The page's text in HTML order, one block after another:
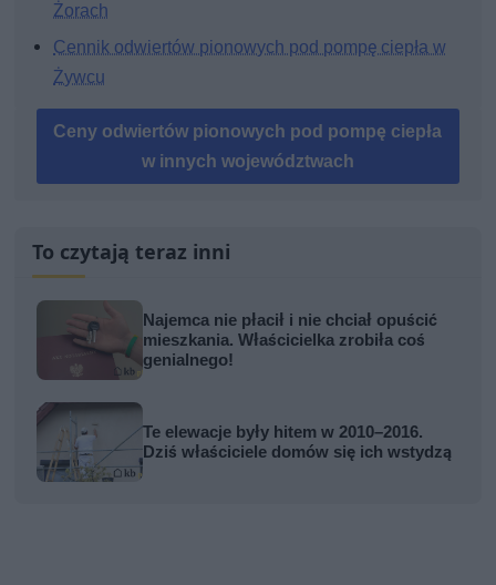
Żorach
Cennik odwiertów pionowych pod pompę ciepła w
Żywcu
Ceny odwiertów pionowych pod pompę ciepła
w innych województwach
To czytają teraz inni
Najemca nie płacił i nie chciał opuścić
mieszkania. Właścicielka zrobiła coś
genialnego!
Te elewacje były hitem w 2010–2016.
Dziś właściciele domów się ich wstydzą